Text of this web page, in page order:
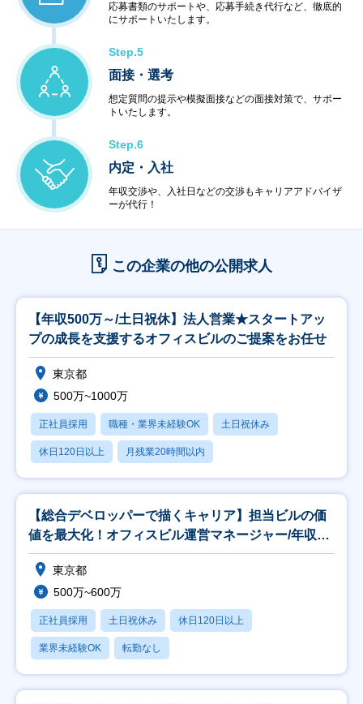
応募書類のサポートや、応募手続き代行など、徹底的
にサポートいたします。
Step.5
面接・選考
想定質問の提示や模擬面接などの面接対策で、サポー
トいたします。
Step.6
内定・入社
年収交渉や、入社日などの交渉もキャリアアドバイザ
ーが代行！
この企業の他の公開求人
【年収500万～/土日祝休】法人営業★スタートアッ
プの成長を支援するオフィスビルのご提案をお任せ
東京都
500万~1000万
正社員採用 職種・業界未経験OK 土日祝休み
休日120日以上 月残業20時間以内
【総合デベロッパーで描くキャリア】担当ビルの価
値を最大化！オフィスビル運営マネージャー/年収
500万
東京都
500万~600万
正社員採用 土日祝休み 休日120日以上
業界未経験OK 転勤なし